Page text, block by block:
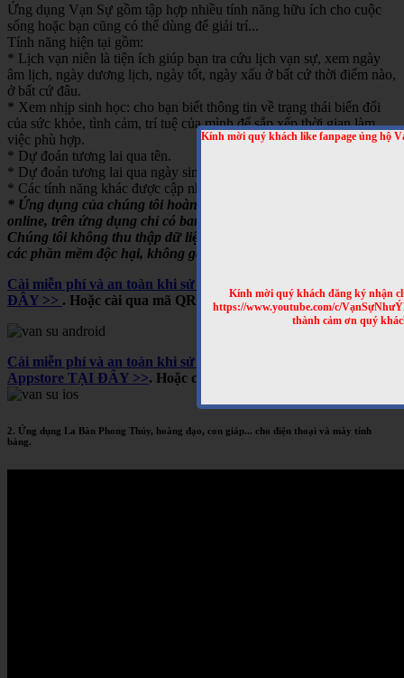
Kính mời quý khách like fanpage ủng hộ
Kính mời quý khách đăng ký nhận
https://www.youtube.com/c/
thành cảm ơn quý
Ứng dụng Vạn Sự gồm tập hợp nhiều tính năng hữu ích cho cuộc
sống hoặc bạn cũng có thể dùng để giải trí...
Tính năng hiện tại gồm:
* Lịch vạn niên là tiện ích giúp bạn tra cứu lịch vạn sự, xem ngày
âm lịch, ngày dương lịch, ngày tốt, ngày xấu ở bất cứ thời điểm nào,
ở bất cứ đâu.
* Xem nhịp sinh học: cho bạn biết thông tin về trạng thái biến đổi
của sức khỏe, tình cảm, trí tuệ của mình để sắp xếp thời gian làm
việc phù hợp.
* Dự đoán tương lai qua tên.
* Dự đoán tương lai qua ngày sinh.
* Các tính năng khác được cập nhật thường xuyên.
* Ứng dụng của chúng tôi hoàn toàn miễn phí, chạy offline hoặc
online, trên ứng dụng chỉ có banner quảng cáo của Google.
Chúng tôi không thu thập dữ liệu người dùng, không cài cắm
các phần mềm độc hại, không gây tốn pin,...
Cài miễn phí và an toàn khi sử dụng trên Google Play, TẠI
ĐÂY >> . Hoặc cài qua mã QRCODE dưới
Cài miễn phí và an toàn khi sử dụng cho iPhone và iPad, trên
Appstore TẠI ĐÂY >>. Hoặc cài qua mã QRCODE dưới
2. Ứng dụng La Bàn Phong Thủy, hoàng đạo, con giáp... cho điện thoại và máy tính
bảng.